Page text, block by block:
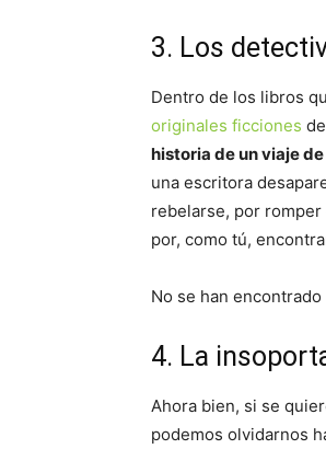
3. Los
Dentro de los libros
originales ficciones
historia de un viaje
una escritora
rebelarse, por
por, como tú,
No se han
4. La
Ahora bien, si se
podemos olvidarnos